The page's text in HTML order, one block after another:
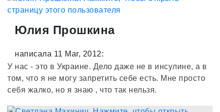
Юлия Прошкина
написала 11 Mar, 2012:
У нас - это в Украине. Дело даже не в инсулине, а в
том, что я не могу запретить себе есть. Мне просто
себя жалко, но я знаю , что так нельзя.